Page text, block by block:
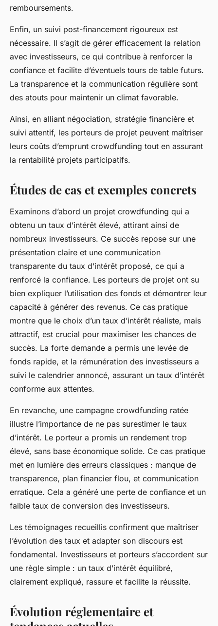
remboursements.
Enfin, un suivi post-financement rigoureux est
nécessaire. Il s’agit de gérer efficacement la relation
avec investisseurs, ce qui contribue à renforcer la
confiance et facilite d’éventuels tours de table futurs.
La transparence et la communication régulière sont
des atouts pour maintenir un climat favorable.
Ainsi, en alliant négociation, stratégie financière et
suivi attentif, les porteurs de projet peuvent maîtriser
leurs coûts d’emprunt crowdfunding tout en assurant
la rentabilité projets participatifs.
Études de cas et exemples concrets
Examinons d’abord un projet crowdfunding qui a
obtenu un taux d’intérêt élevé, attirant ainsi de
nombreux investisseurs. Ce succès repose sur une
présentation claire et une communication
transparente du taux d’intérêt proposé, ce qui a
renforcé la confiance. Les porteurs de projet ont su
bien expliquer l’utilisation des fonds et démontrer leur
capacité à générer des revenus. Ce cas pratique
montre que le choix d’un taux d’intérêt réaliste, mais
attractif, est crucial pour maximiser les chances de
succès. La forte demande a permis une levée de
fonds rapide, et la rémunération des investisseurs a
suivi le calendrier annoncé, assurant un taux d’intérêt
conforme aux attentes.
En revanche, une campagne crowdfunding ratée
illustre l’importance de ne pas surestimer le taux
d’intérêt. Le porteur a promis un rendement trop
élevé, sans base économique solide. Ce cas pratique
met en lumière des erreurs classiques : manque de
transparence, plan financier flou, et communication
erratique. Cela a généré une perte de confiance et un
faible taux de conversion des investisseurs.
Les témoignages recueillis confirment que maîtriser
l’évolution des taux et adapter son discours est
fondamental. Investisseurs et porteurs s’accordent sur
une règle simple : un taux d’intérêt équilibré,
clairement expliqué, rassure et facilite la réussite.
Évolution réglementaire et